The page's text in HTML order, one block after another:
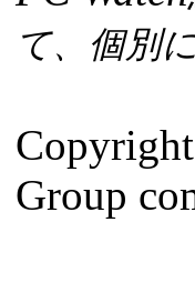
て、個別
Group